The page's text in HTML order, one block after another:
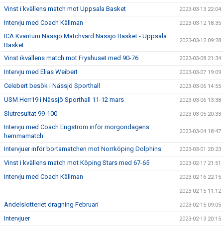
Vinst i kvällens match mot Uppsala Basket 2023-03-13 22:04
Intervju med Coach Källman 2023-03-12 18:35
ICA Kvantum Nässjö Matchvärd Nässjö Basket - Uppsala
Basket
2023-03-12 09:28
Vinst ikvällens match mot Fryshuset med 90-76 2023-03-08 21:34
Intervju med Elias Weibert 2023-03-07 19:09
Celebert besök i Nässjö Sporthall 2023-03-06 14:55
USM Herr19 i Nässjö Sporthall 11-12 mars 2023-03-06 13:38
Slutresultat 99-100 2023-03-05 20:33
Intervju med Coach Engström inför morgondagens
hemmamatch
2023-03-04 18:47
Intervjuer inför bortamatchen mot Norrköping Dolphins 2023-03-01 20:23
Vinst i kvällens match mot Köping Stars med 67-65 2023-02-17 21:51
Intervju med Coach Källman 2023-02-16 22:15
2023-02-15 11:12
Andelslotteriet dragning Februari 2023-02-15 09:05
Intervjuer 2023-02-13 20:15